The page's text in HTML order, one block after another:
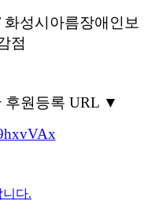
화성시아름장애인보
점
후원등록 URL ▼
다.